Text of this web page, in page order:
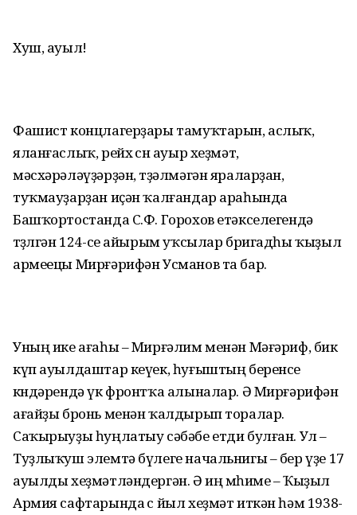
Хуш, ауыл!
Фашист концлагерҙары тамуҡтарын, аслыҡ,
яланғаслыҡ, рейх өсөн ауыр хеҙмәт,
мәсхәрәләүҙәрҙән, төҙәлмәгән яраларҙан,
туҡмауҙарҙан иҫән ҡалғандар араһында
Башҡортостанда С.Ф. Горохов етәкселегендә
төҙөлгән 124-се айырым уҡсылар бригадһы ҡыҙыл
армеецы Мирғәрифән Усманов та бар.
Уның ике ағаһы – Мирғәлим менән Мәғәриф, бик
күп ауылдаштар кеүек, һуғыштың беренсе
көндәрендә үк фронтҡа алыналар. Ә Мирғәрифән
ағайҙы бронь менән ҡалдырып торалар.
Саҡырыуҙы һуңлатыу сәбәбе етди булған. Ул –
Туҙлыҡуш элемтә бүлеге начальнигы – бер үҙе 17
ауылды хеҙмәтләндергән. Ә иң мөһиме – Ҡыҙыл
Армия сафтарында өс йыл хеҙмәт иткән һәм 1938-